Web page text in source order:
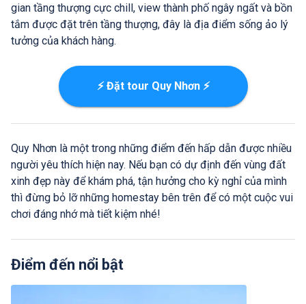
gian tầng thượng cực chill, view thành phố ngây ngất và bồn
tắm được đặt trên tầng thượng, đây là địa điểm sống ảo lý
tưởng của khách hàng.
⚡ Đặt tour Quy Nhơn ⚡
Quy Nhơn là một trong những điểm đến hấp dẫn được nhiều
người yêu thích hiện nay. Nếu bạn có dự định đến vùng đất
xinh đẹp này để khám phá, tận hưởng cho kỳ nghỉ của mình
thì đừng bỏ lỡ những homestay bên trên để có một cuộc vui
chơi đáng nhớ mà tiết kiệm nhé!
Điểm đến nổi bật